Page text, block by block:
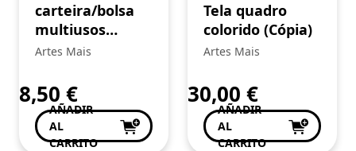
carteira/bolsa
multiusos
(Cópia)
Artes Mais
8,50 €
AÑADIR
AL
CARRITO
Tela quadro
colorido (Cópia)
Artes Mais
30,00 €
AÑADIR
AL
CARRITO